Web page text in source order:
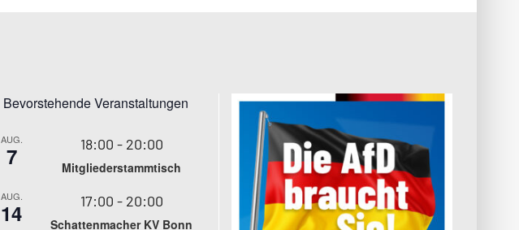
Bevorstehende Veranstaltungen
AUG.
7 18:00 - 20:00
Mitgliederstammtisch
AUG.
14 17:00 - 20:00
Schattenmacher KV Bonn